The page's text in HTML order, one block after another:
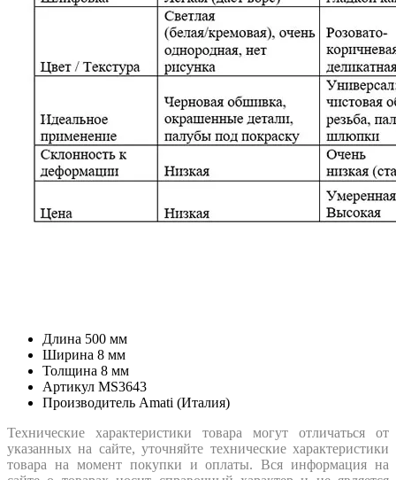
Длина 500 мм
Ширина 8 мм
Толщина 8 мм
Артикул MS3643
Производитель Amati (Италия)
Технические характеристики товара могут отличаться от
указанных на сайте, уточняйте технические характеристики
товара на момент покупки и оплаты. Вся информация на